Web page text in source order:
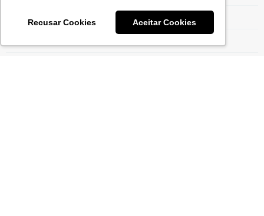
Recusar Cookies Aceitar Cookies
Estrutura para Gestão do Drawback